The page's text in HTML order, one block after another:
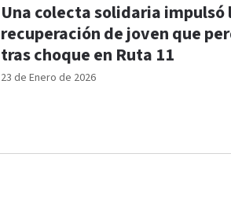
23 de Enero de 2026
Una colecta solidaria impulsó
recuperación de joven que
tras choque en Ruta 11